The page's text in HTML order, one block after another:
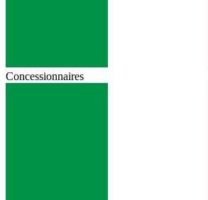
Concessionnaires